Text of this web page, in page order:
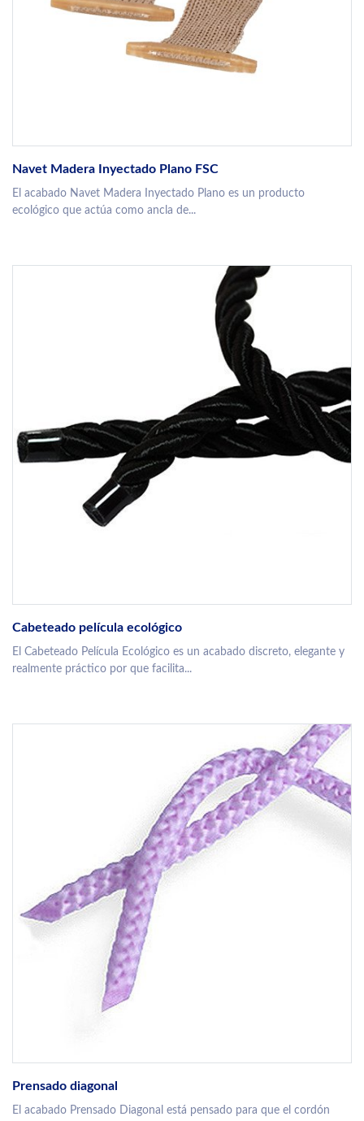
Navet Madera Inyectado Plano FSC
El acabado Navet Madera Inyectado Plano es un producto
ecológico que actúa como ancla de...
Cabeteado película ecológico
El Cabeteado Película Ecológico es un acabado discreto, elegante y
realmente práctico por que facilita...
Prensado diagonal
El acabado Prensado Diagonal está pensado para que el cordón